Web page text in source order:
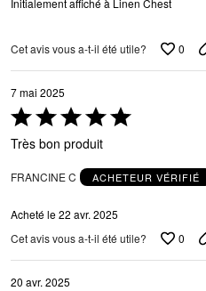
Cet avis vous a-t-il été utile? 0
7 mai 2025
Coté
5 sur
5
Très bon produit
FRANCINE C ACHETEUR VÉRIFIÉ
Acheté le 22 avr. 2025
Cet avis vous a-t-il été utile?
0
20 avr. 2025